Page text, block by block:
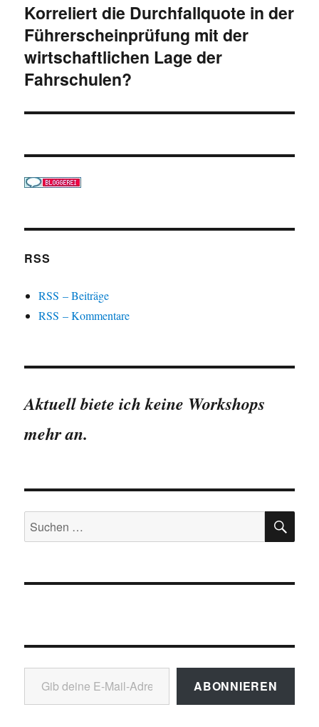
Nächster
Beitrag:
Korreliert die Durchfallquote in der
Führerscheinprüfung mit der
wirtschaftlichen Lage der
Fahrschulen?
RSS
RSS – Beiträge
RSS – Kommentare
Aktuell biete ich keine Workshops
mehr an.
Suchen
nach:
Gib deine E-Mail-Adresse ein ...
ABONNIEREN